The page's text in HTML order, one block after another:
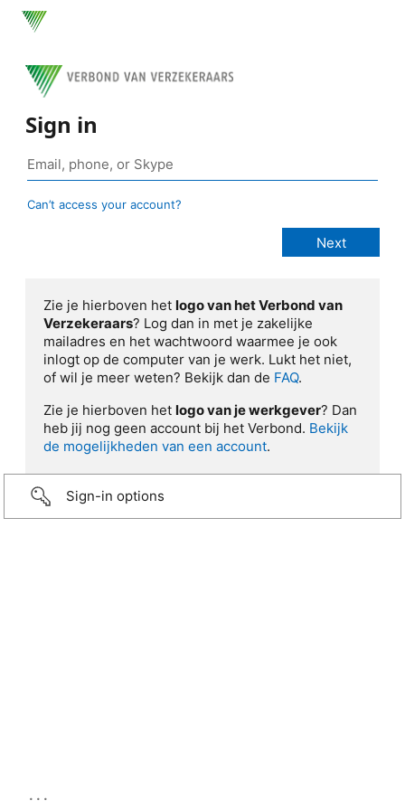
Sign in
Can’t access your account?
Zie je hierboven het logo van het Verbond van
Verzekeraars? Log dan in met je zakelijke
mailadres en het wachtwoord waarmee je ook
inlogt op de computer van je werk. Lukt het niet,
of wil je meer weten? Bekijk dan de FAQ.
Zie je hierboven het logo van je werkgever? Dan
heb jij nog geen account bij het Verbond. Bekijk
de mogelijkheden van een account.
Sign-in options
...